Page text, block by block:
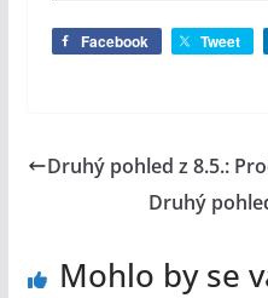
Facebook Tweet
Druhý pohled z 8.5.:
Druhý
Mohlo by se